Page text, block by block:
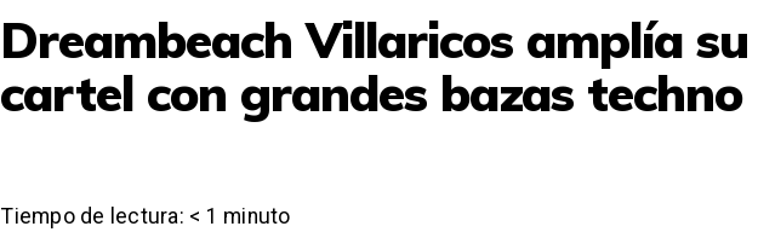
Dreambeach Villaricos amplía su
cartel con grandes bazas techno
Tiempo de lectura: < 1 minuto